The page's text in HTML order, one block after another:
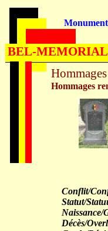
Conflit/
Statut/
Naissance/
Décès/
Hommages
Hommages
BEL-MEMORIAL